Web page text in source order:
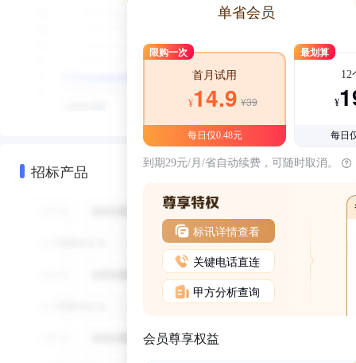
招标产品
单省会员
限购一次
首月试用
¥14.9 ¥39
每日仅0.48元
最划算
12
¥
每日
到期29元/月/省自动续费，可随时取消。
标讯详情查看
关键电话直连
甲方分析查询
会员尊享权益